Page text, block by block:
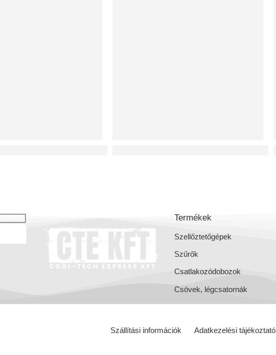
Termékek
Szellőztetőgépek
Szűrők
Csatlakozódobozok
Csövek, légcsatornák
Szállítási információk Adatkezelési tájékoztató